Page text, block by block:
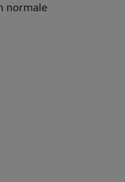
normale